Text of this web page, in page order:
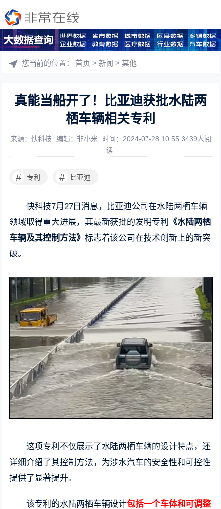
您当前的位置：首页 >新闻 >其他
真能当船开了！比亚迪获批水陆两
栖车辆相关专利
来源：快科技 编辑：非小米 时间：2024-07-28 10:55 3439人阅
读
# 专利 # 比亚迪
快科技7月27日消息，比亚迪公司在水陆两栖车辆
领域取得重大进展，其最新获批的发明专利
《水陆两栖
车辆及其控制方法》标志着该公司在技术创新上的新突
破。
这项专利不仅展示了水陆两栖车辆的设计特点，还
详细介绍了其控制方法，为涉水汽车的安全性和可控性
提供了显著提升。
该专利的水陆两栖车辆设计包括一个车体和可调整